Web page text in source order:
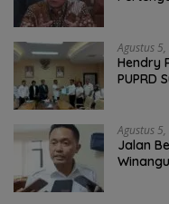
Agustus
Hendry
PUPRD
Agustus
Jalan